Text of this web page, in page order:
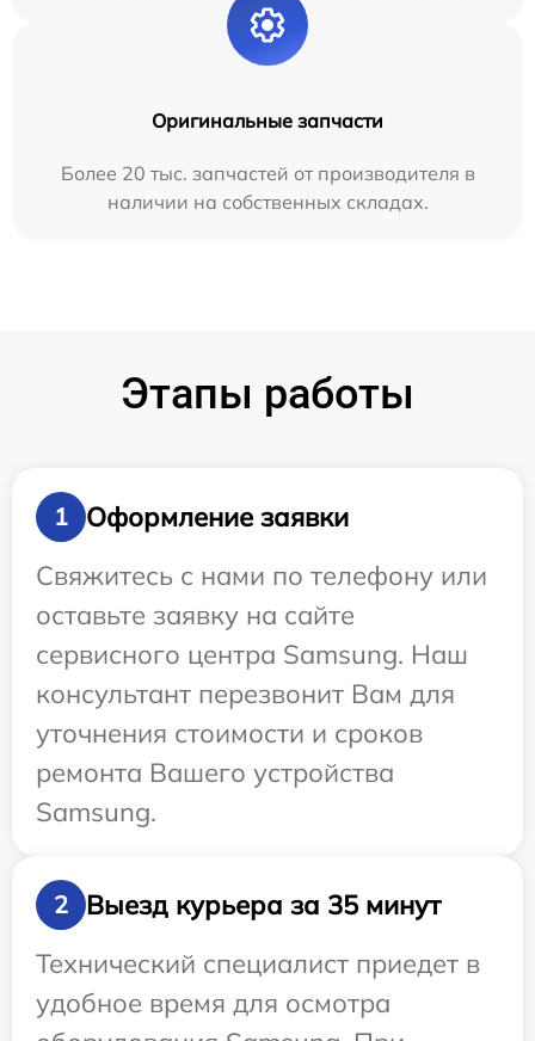
Оригинальные запчасти
Более 20 тыс. запчастей от производителя в
наличии на собственных складах.
Этапы работы
1
Оформление заявки
Свяжитесь с нами по телефону или
оставьте заявку на сайте
сервисного центра Samsung. Наш
консультант перезвонит Вам для
уточнения стоимости и сроков
ремонта Вашего устройства
Samsung.
2
Выезд курьера за 35 минут
Технический специалист приедет в
удобное время для осмотра